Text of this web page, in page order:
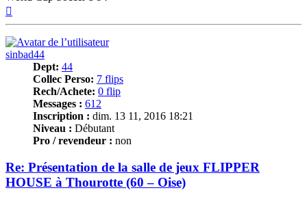
sinbad44
Dept: 44
Collec Perso: 7 flips
Rech/Achete: 0 flip
Messages : 612
Inscription : dim. 13 11, 2016 18:21
Niveau : Débutant
Pro / revendeur : non
Re: Présentation de la salle de jeux FLIPPER
HOUSE à Thourotte (60 – Oise)